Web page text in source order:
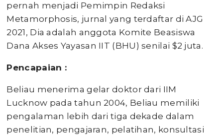
pernah menjadi Pemimpin Redaksi
Metamorphosis, jurnal yang terdaftar di AJG
2021, Dia adalah anggota Komite Beasiswa
Dana Akses Yayasan IIT (BHU) senilai $2 juta.
Pencapaian :
Beliau menerima gelar doktor dari IIM
Lucknow pada tahun 2004, Beliau memiliki
pengalaman lebih dari tiga dekade dalam
penelitian, pengajaran, pelatihan, konsultasi